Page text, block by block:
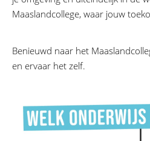
Maaslandcollege, waar jouw
Benieuwd naar het
en ervaar het zelf.